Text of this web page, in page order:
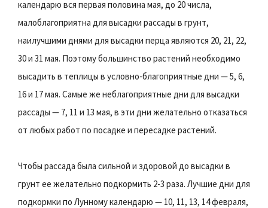
календарю вся первая половина мая, до 20 числа,
малоблагоприятна для высадки рассады в грунт,
наилучшими днями для высадки перца являются 20, 21, 22,
30 и 31 мая. Поэтому большинство растений необходимо
высадить в теплицы в условно-благоприятные дни — 5, 6,
16 и 17 мая. Самые же неблагоприятные дни для высадки
рассады — 7, 11 и 13 мая, в эти дни желательно отказаться
от любых работ по посадке и пересадке растений.
Чтобы рассада была сильной и здоровой до высадки в
грунт ее желательно подкормить 2-3 раза. Лучшие дни для
подкормки по Лунному календарю — 10, 11, 13, 14 февраля,